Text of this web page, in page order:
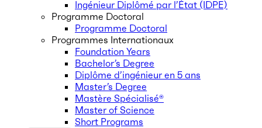
Ingénieur Diplômé par l’État (IDPE)
Programme Doctoral
Programme Doctoral
Programmes Internationaux
Foundation Years
Bachelor’s Degree
Diplôme d’ingénieur en 5 ans
Master’s Degree
Mastère Spécialisé®
Master of Science
Short Programs